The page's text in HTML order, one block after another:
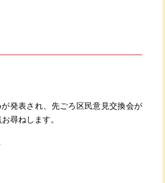
発表され、先ごろ区民意見交換会が
尋ねします。